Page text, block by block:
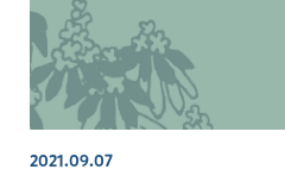
2021.09.07